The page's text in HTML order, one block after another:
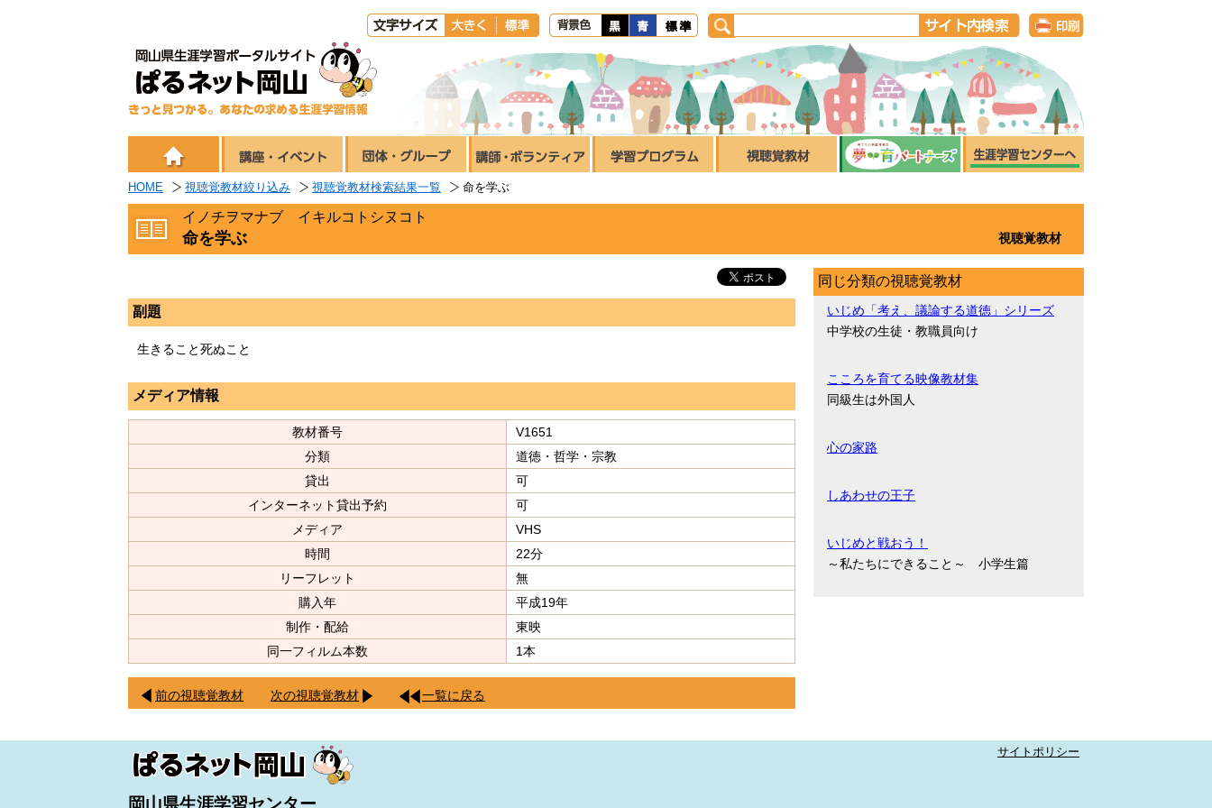
HOME 視聴覚教材絞り込み 視聴覚教材検索結果一覧 命を学ぶ
イノチヲマナブ イキルコトシヌコト
命を学ぶ 視聴覚教材
副題
生きること死ぬこと
メディア情報
教材番号
V1651
分類
道徳・哲学・宗教
貸出
可
インターネット貸出予約
可
メディア
VHS
時間
22分
リーフレット
無
購入年
平成19年
制作・配給
東映
同一フィルム本数
1本
前の視聴覚教材 次の視聴覚教材 一覧に戻る
同じ分類の視聴覚教材
いじめ「考え、議論する道徳」シリーズ
中学校の生徒・教職員向け
こころを育てる映像教材集
同級生は外国人
心の家路
しあわせの王子
いじめと戦おう！
～私たちにできること～ 小学生篇
サイトポリシー